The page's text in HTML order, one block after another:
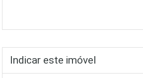
Indicar este imóvel